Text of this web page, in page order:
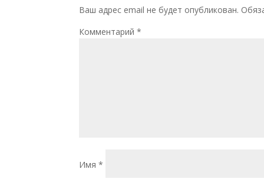
Ваш адрес email не будет опубликован.
Комментарий*
Имя*